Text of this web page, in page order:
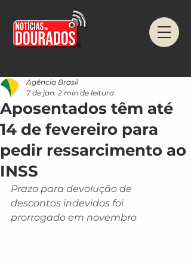
Aposentados têm até
14 de fevereiro para
pedir ressarcimento ao
INSS
Agência Brasil
7 de jan. 2 min de leitura
Prazo para devolução de
descontos indevidos foi
prorrogado em novembro